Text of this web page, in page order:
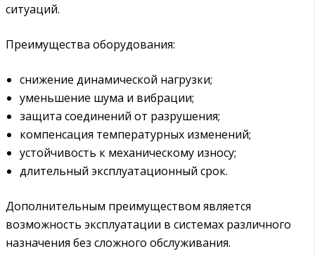
ситуаций.
Преимущества оборудования:
снижение динамической нагрузки;
уменьшение шума и вибрации;
защита соединений от разрушения;
компенсация температурных изменений;
устойчивость к механическому износу;
длительный эксплуатационный срок.
Дополнительным преимуществом является
возможность эксплуатации в системах различного
назначения без сложного обслуживания.